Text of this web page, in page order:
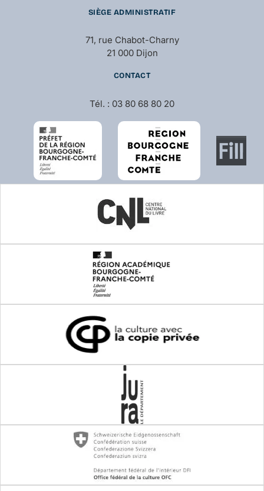
SIÈGE ADMINISTRATIF
71, rue Chabot-Charny
21 000 Dijon
CONTACT
Tél. : 03 80 68 80 20